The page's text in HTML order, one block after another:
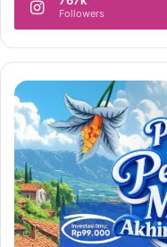
Followers